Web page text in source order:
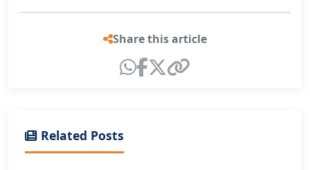
Share this article
Related Posts